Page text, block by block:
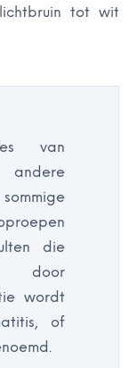
tot wit
van
die
door
wordt
of